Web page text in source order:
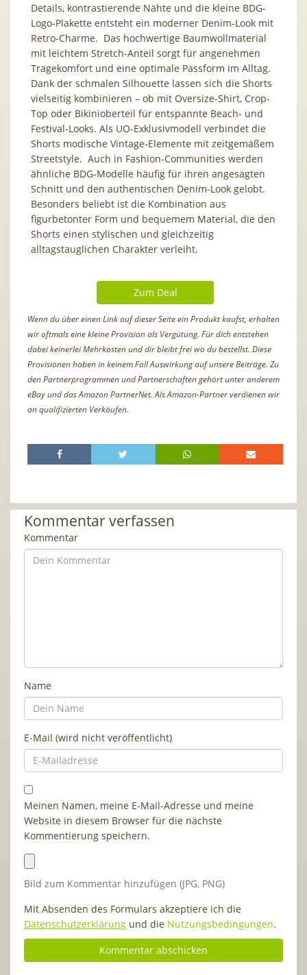
Details, kontrastierende Nähte und die kleine BDG-
Logo-Plakette entsteht ein moderner Denim-Look mit
Retro-Charme. Das hochwertige Baumwollmaterial
mit leichtem Stretch-Anteil sorgt für angenehmen
Tragekomfort und eine optimale Passform im Alltag.
Dank der schmalen Silhouette lassen sich die Shorts
vielseitig kombinieren – ob mit Oversize-Shirt, Crop-
Top oder Bikinioberteil für entspannte Beach- und
Festival-Looks. Als UO-Exklusivmodell verbindet die
Shorts modische Vintage-Elemente mit zeitgemäßem
Streetstyle. Auch in Fashion-Communities werden
ähnliche BDG-Modelle häufig für ihren angesagten
Schnitt und den authentischen Denim-Look gelobt.
Besonders beliebt ist die Kombination aus
figurbetonter Form und bequemem Material, die den
Shorts einen stylischen und gleichzeitig
alltagstauglichen Charakter verleiht.
Zum Deal
Wenn du über einen Link auf dieser Seite ein Produkt kaufst, erhalten
wir oftmals eine kleine Provision als Vergütung. Für dich entstehen
dabei keinerlei Mehrkosten und dir bleibt frei wo du bestellst. Diese
Provisionen haben in keinem Fall Auswirkung auf unsere Beiträge. Zu
den Partnerprogrammen und Partnerschaften gehört unter anderem
eBay und das Amazon PartnerNet. Als Amazon-Partner verdienen wir
an qualifizierten Verkäufen.
Kommentar verfassen
Kommentar
Name
E-Mail (wird nicht veröffentlicht)
Meinen Namen, meine E-Mail-Adresse und meine
Website in diesem Browser für die nächste
Kommentierung speichern.
Bild zum Kommentar hinzufügen (JPG, PNG)
Mit Absenden des Formulars akzeptiere ich die
Datenschutzerklärung und die Nutzungsbedingungen.